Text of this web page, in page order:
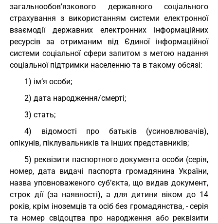
загальнообов’язкового державного соціального
страхування з використанням системи електронної
взаємодії державних електронних інформаційних
ресурсів за отриманим від Єдиної інформаційної
системи соціальної сфери запитом з метою надання
соціальної підтримки населенню та в такому обсязі:
1) ім’я особи;
2) дата народження/смерті;
3) стать;
4) відомості про батьків (усиновлювачів),
опікунів, піклувальників та інших представників;
5) реквізити паспортного документа особи (серія,
номер, дата видачі паспорта громадянина України,
назва уповноваженого суб’єкта, що видав документ,
строк дії (за наявності), а для дитини віком до 14
років, крім іноземців та осіб без громадянства, - серія
та номер свідоцтва про народження або реквізити